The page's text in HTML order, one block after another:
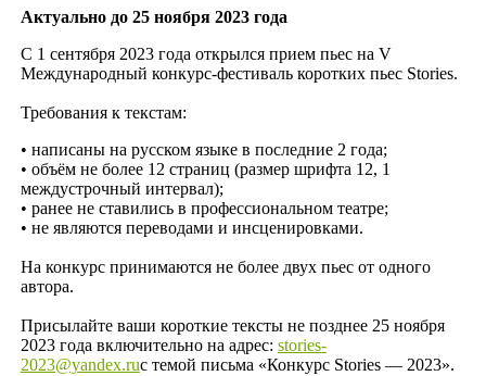
Актуально до 25 ноября 2023 года
С 1 сентября 2023 года открылся прием пьес на V
Международный конкурс-фестиваль коротких пьес Stories.
Требования к текстам:
• написаны на русском языке в последние 2 года;
• объём не более 12 страниц (размер шрифта 12, 1
междустрочный интервал);
• ранее не ставились в профессиональном театре;
• не являются переводами и инсценировками.
На конкурс принимаются не более двух пьес от одного
автора.
Присылайте ваши короткие тексты не позднее 25 ноября
2023 года включительно на адрес: stories-
2023@yandex.ruс темой письма «Конкурс Stories — 2023».